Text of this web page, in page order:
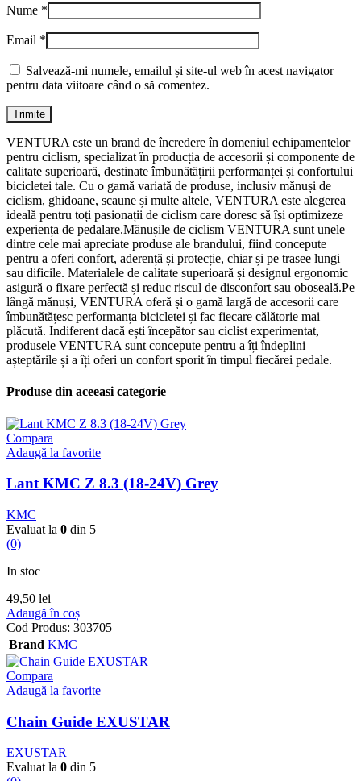
Nume *
Email *
Salvează-mi numele, emailul și site-ul web în acest navigator
pentru data viitoare când o să comentez.
VENTURA este un brand de încredere în domeniul echipamentelor
pentru ciclism, specializat în producția de accesorii și componente de
calitate superioară, destinate îmbunătățirii performanței și confortului
bicicletei tale. Cu o gamă variată de produse, inclusiv mănuși de
ciclism, ghidoane, scaune și multe altele, VENTURA este alegerea
ideală pentru toți pasionații de ciclism care doresc să își optimizeze
experiența de pedalare.Mănușile de ciclism VENTURA sunt unele
dintre cele mai apreciate produse ale brandului, fiind concepute
pentru a oferi confort, aderență și protecție, chiar și pe trasee lungi
sau dificile. Materialele de calitate superioară și designul ergonomic
asigură o fixare perfectă și reduc riscul de disconfort sau oboseală.Pe
lângă mănuși, VENTURA oferă și o gamă largă de accesorii care
îmbunătățesc performanța bicicletei și fac fiecare călătorie mai
plăcută. Indiferent dacă ești începător sau ciclist experimentat,
produsele VENTURA sunt concepute pentru a îți îndeplini
așteptările și a îți oferi un confort sporit în timpul fiecărei pedale.
Produse din aceeasi categorie
Compara
Adaugă la favorite
Lant KMC Z 8.3 (18-24V) Grey
KMC
Evaluat la 0 din 5
(0)
In stoc
49,50 lei
Adaugă în coș
Cod Produs: 303705
Brand KMC
Compara
Adaugă la favorite
Chain Guide EXUSTAR
EXUSTAR
Evaluat la 0 din 5